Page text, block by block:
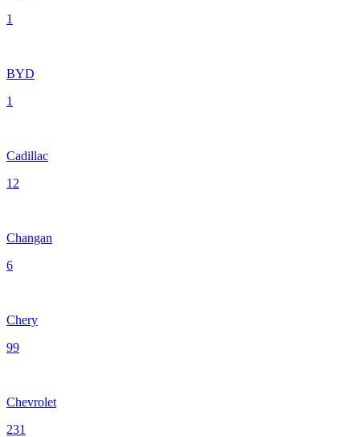
1
BYD
1
Cadillac
12
Changan
6
Chery
99
Chevrolet
231